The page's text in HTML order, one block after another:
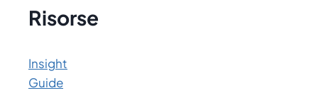
Risorse
Insight
Guide